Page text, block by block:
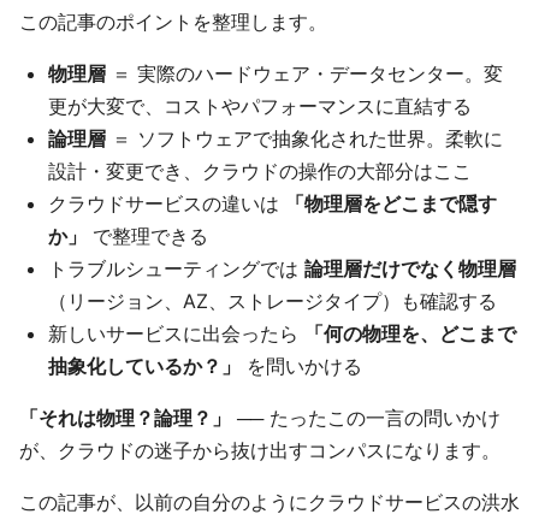
この記事のポイントを整理します。
物理層 ＝ 実際のハードウェア・データセンター。変
更が大変で、コストやパフォーマンスに直結する
論理層 ＝ ソフトウェアで抽象化された世界。柔軟に
設計・変更でき、クラウドの操作の大部分はここ
クラウドサービスの違いは
「物理層をどこまで隠す
か」
で整理できる
トラブルシューティングでは 論理層だけでなく物理層
（リージョン、AZ、ストレージタイプ）も確認する
新しいサービスに出会ったら
「何の物理を、どこまで
抽象化しているか？」
を問いかける
「それは物理？論理？」
── たったこの一言の問いかけ
が、クラウドの迷子から抜け出すコンパスになります。
この記事が、以前の自分のようにクラウドサービスの洪水